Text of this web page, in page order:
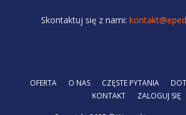
Skontaktuj się z nami:
OFERTA O NAS CZĘSTE PYTANIA
KONTAKT
ZALOGUJ SIĘ